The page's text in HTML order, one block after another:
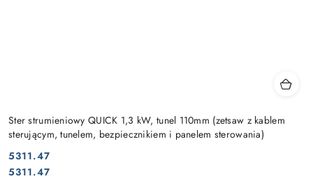
Ster strumieniowy QUICK 1,3 kW, tunel 110mm (zetsaw z kablem
sterującym, tunelem, bezpiecznikiem i panelem sterowania)
Cena:
5311.47
Cena:
5311.47